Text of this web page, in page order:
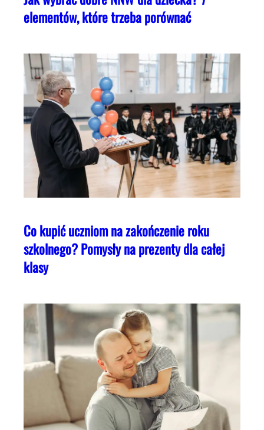
elementów, które trzeba porównać
Co kupić uczniom na zakończenie roku
szkolnego? Pomysły na prezenty dla całej
klasy